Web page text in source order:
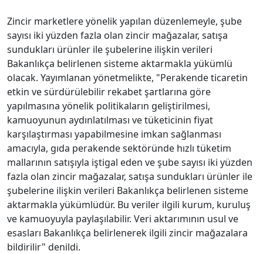
Zincir marketlere yönelik yapılan düzenlemeyle, şube
sayısı iki yüzden fazla olan zincir mağazalar, satışa
sundukları ürünler ile şubelerine ilişkin verileri
Bakanlıkça belirlenen sisteme aktarmakla yükümlü
olacak. Yayımlanan yönetmelikte, "Perakende ticaretin
etkin ve sürdürülebilir rekabet şartlarına göre
yapılmasına yönelik politikaların geliştirilmesi,
kamuoyunun aydınlatılması ve tüketicinin fiyat
karşılaştırması yapabilmesine imkan sağlanması
amacıyla, gıda perakende sektöründe hızlı tüketim
mallarının satışıyla iştigal eden ve şube sayısı iki yüzden
fazla olan zincir mağazalar, satışa sundukları ürünler ile
şubelerine ilişkin verileri Bakanlıkça belirlenen sisteme
aktarmakla yükümlüdür. Bu veriler ilgili kurum, kuruluş
ve kamuoyuyla paylaşılabilir. Veri aktarımının usul ve
esasları Bakanlıkça belirlenerek ilgili zincir mağazalara
bildirilir" denildi.